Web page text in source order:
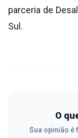
parceria de
Sul.
O
Sua opinião é